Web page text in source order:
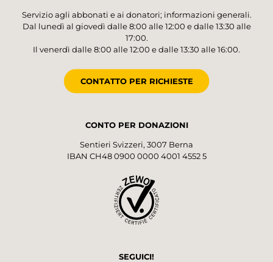
Servizio agli abbonati e ai donatori; informazioni generali.
Dal lunedì al giovedì dalle 8:00 alle 12:00 e dalle 13:30 alle
17:00.
Il venerdì dalle 8:00 alle 12:00 e dalle 13:30 alle 16:00.
CONTATTO PER RICHIESTE
CONTO PER DONAZIONI
Sentieri Svizzeri, 3007 Berna
IBAN CH48 0900 0000 4001 4552 5
SEGUICI!